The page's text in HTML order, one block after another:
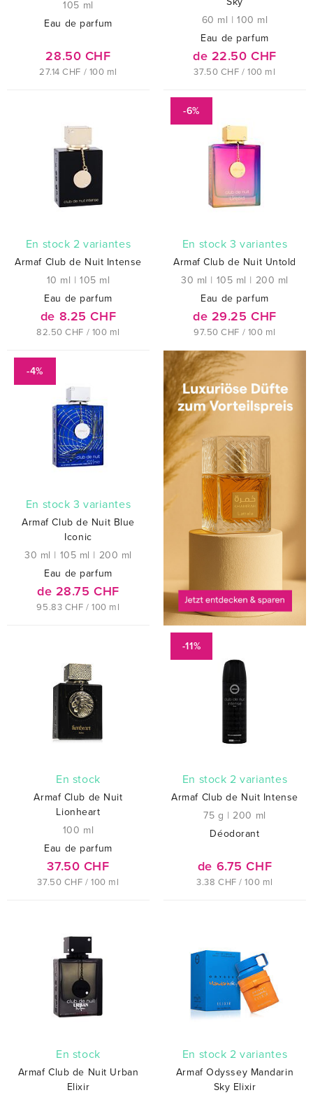
105 ml
Eau de parfum
28.50 CHF
27.14 CHF / 100 ml
60 ml |100 ml
Eau de parfum
de 22.50 CHF
37.50 CHF / 100 ml
En stock 2 variantes
Armaf Club de Nuit Intense
10 ml |105 ml
Eau de parfum
de 8.25 CHF
82.50 CHF / 100 ml
-6%
En stock 3 variantes
Armaf Club de Nuit Untold
30 ml | 105 ml | 200 ml
Eau de parfum
de 29.25 CHF
97.50 CHF / 100 ml
-4%
En stock 3 variantes
Armaf Club de Nuit Blue
Iconic
30 ml | 105 ml | 200 ml
Eau de parfum
de 28.75 CHF
95.83 CHF / 100 ml
En stock
Armaf Club de Nuit
Lionheart
100 ml
Eau de parfum
37.50 CHF
37.50 CHF / 100 ml
-11%
En stock 2 variantes
Armaf Club de Nuit Intense
75 g |200 ml
Déodorant
de 6.75 CHF
3.38 CHF / 100 ml
En stock
Armaf Club de Nuit Urban
Elixir
En stock 2 variantes
Armaf Odyssey Mandarin
Sky Elixir